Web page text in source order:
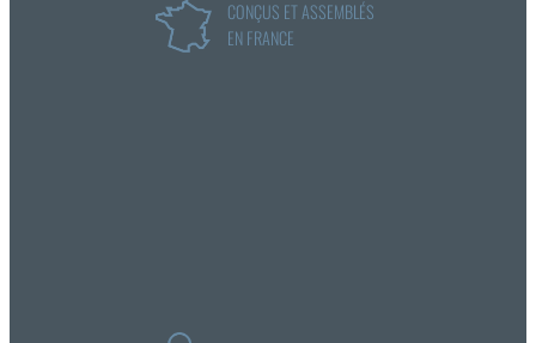
CONÇUS ET ASSEMBLÉS
EN FRANCE